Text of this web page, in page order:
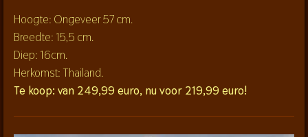
Hoogte: Ongeveer 57 cm.
Breedte: 15,5 cm.
Diep: 16cm.
Herkomst: Thailand.
Te koop: van 249,99 euro, nu voor 219,99 euro!